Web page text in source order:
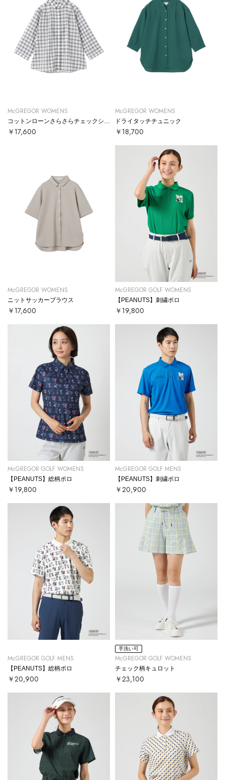
McGREGOR WOMENS
￥17,600
McGREGOR WOMENS
ドライタッチチュニック
￥18,700
McGREGOR WOMENS
ニットサッカーブラウス
￥17,600
McGREGOR GOLF WOMENS
【PEANUTS】刺繍ポロ
￥19,800
McGREGOR GOLF WOMENS
【PEANUTS】総柄ポロ
￥19,800
McGREGOR GOLF MENS
【PEANUTS】刺繍ポロ
￥20,900
McGREGOR GOLF MENS
【PEANUTS】総柄ポロ
￥20,900
手洗い可
McGREGOR GOLF WOMENS
チェック柄キュロット
￥23,100